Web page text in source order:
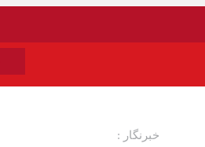
خبرنگار :